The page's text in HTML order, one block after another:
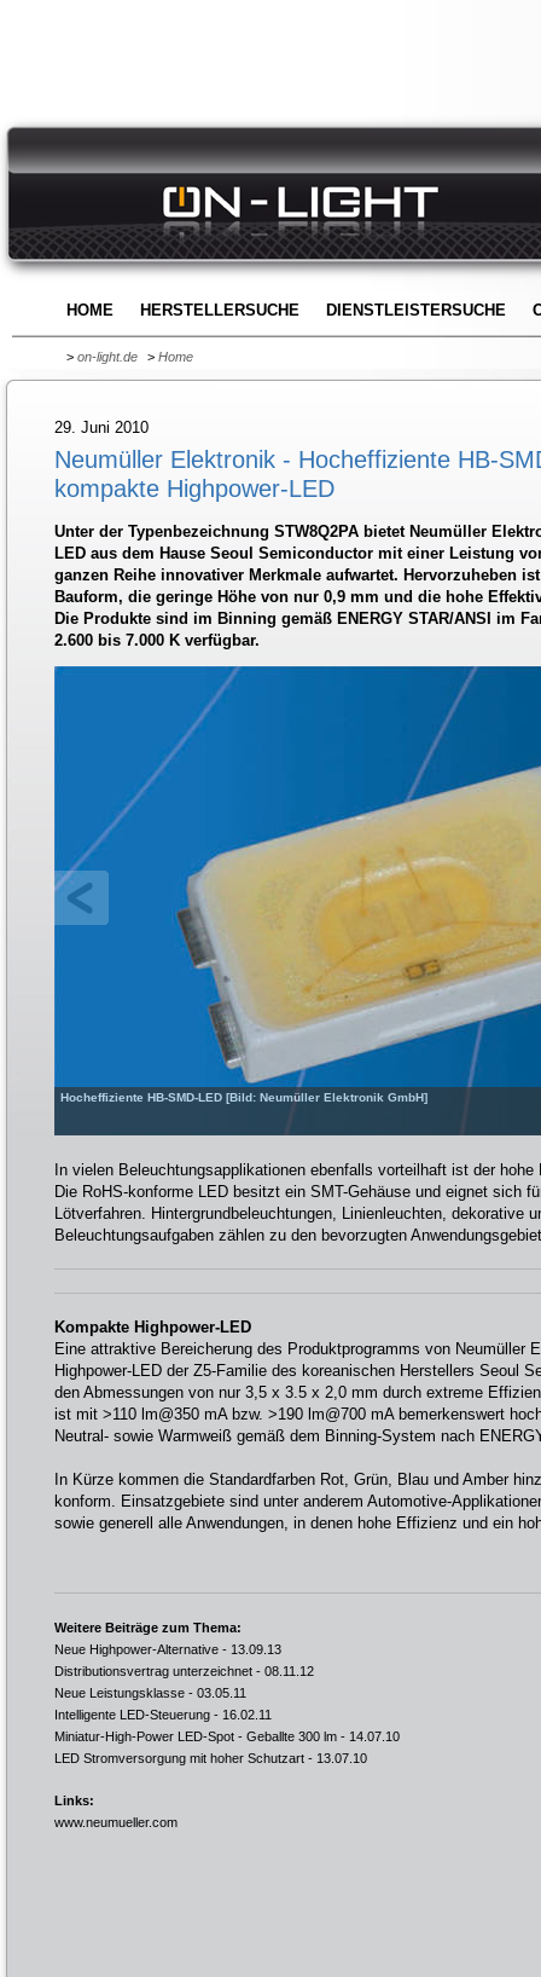
HOME HERSTELLERSUCHE DIENSTLEISTERSUCHE
> on-light.de > Home
29. Juni 2010
Neumüller Elektronik - Hocheffiziente HB-
kompakte Highpower-LED
Unter der Typenbezeichnung STW8Q2PA bietet Neumüller
LED aus dem Hause Seoul Semiconductor mit einer Leistung
ganzen Reihe innovativer Merkmale aufwartet. Hervorzuheben
Bauform, die geringe Höhe von nur 0,9 mm und die hohe
Die Produkte sind im Binning gemäß ENERGY STAR/ANSI im
2.600 bis 7.000 K verfügbar.
Hocheffiziente HB-SMD-LED [Bild: Neumüller Elektronik GmbH]
In vielen Beleuchtungsapplikationen ebenfalls vorteilhaft ist der hohe
Die RoHS-konforme LED besitzt ein SMT-Gehäuse und eignet sich
Lötverfahren. Hintergrundbeleuchtungen, Linienleuchten, dekorative
Beleuchtungsaufgaben zählen zu den bevorzugten
Kompakte Highpower-LED
Eine attraktive Bereicherung des Produktprogramms von Neumüller
Highpower-LED der Z5-Familie des koreanischen Herstellers Seoul
den Abmessungen von nur 3,5 x 3.5 x 2,0 mm durch extreme
ist mit >110 lm@350 mA bzw. >190 lm@700 mA bemerkenswert
Neutral- sowie Warmweiß gemäß dem Binning-System nach
In Kürze kommen die Standardfarben Rot, Grün, Blau und Amber
konform. Einsatzgebiete sind unter anderem Automotive-
sowie generell alle Anwendungen, in denen hohe Effizienz und ein
Weitere Beiträge zum Thema:
Neue Highpower-Alternative - 13.09.13
Distributionsvertrag unterzeichnet - 08.11.12
Neue Leistungsklasse - 03.05.11
Intelligente LED-Steuerung - 16.02.11
Miniatur-High-Power LED-Spot - Geballte 300 lm - 14.07.10
LED Stromversorgung mit hoher Schutzart - 13.07.10
Links:
www.neumueller.com